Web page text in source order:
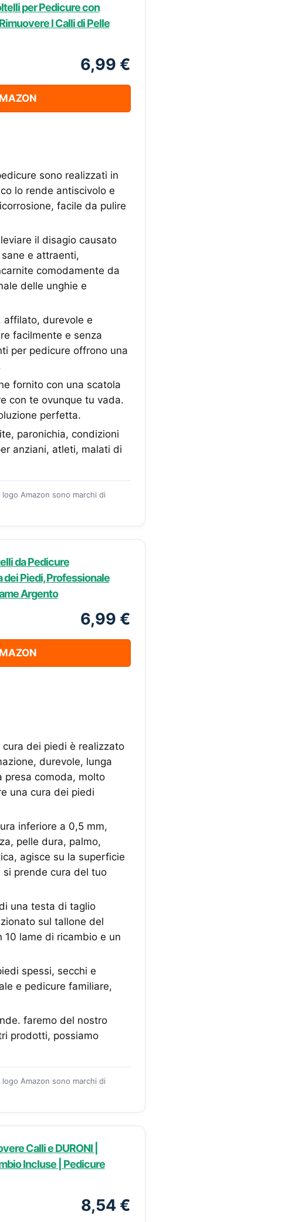
per Pedicure con
l Calli di Pelle
6,99 €
sono realizzati in
lo rende antiscivolo e
facile da pulire
il disagio causato
e attraenti,
comodamente da
delle unghie e
affilato, durevole e
facilmente e senza
per pedicure offrono una
fornito con una scatola
con te ovunque tu vada.
perfetta.
paronichia, condizioni
anziani, atleti, malati di
Amazon sono marchi di
da Pedicure
Piedi, Professionale
Argento
6,99 €
cura dei piedi è realizzato
durevole, lunga
presa comoda, molto
una cura dei piedi
inferiore a 0,5 mm,
pelle dura, palmo,
agisce su la superficie
prende cura del tuo
una testa di taglio
sul tallone del
lame di ricambio e un
spessi, secchi e
e pedicure familiare,
faremo del nostro
prodotti, possiamo
Amazon sono marchi di
Calli e DURONI |
Incluse | Pedicure
8,54 €